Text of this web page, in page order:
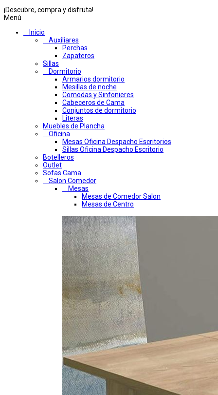
¡Descubre, compra y disfruta!
Menú
Inicio
Auxiliares
Perchas
Zapateros
Sillas
Dormitorio
Armarios dormitorio
Mesillas de noche
Comodas y Sinfonieres
Cabeceros de Cama
Conjuntos de dormitorio
Literas
Muebles de Plancha
Oficina
Mesas Oficina Despacho Escritorios
Sillas Oficina Despacho Escritorio
Botelleros
Outlet
Sofas Cama
Salon Comedor
Mesas
Mesas de Comedor Salon
Mesas de Centro